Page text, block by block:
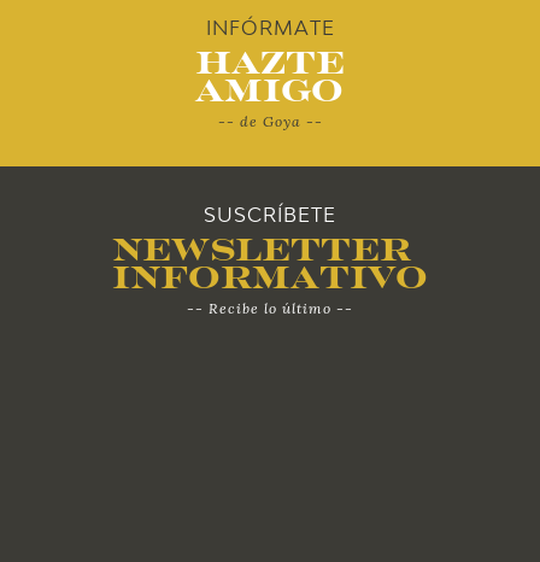
INFÓRMATE
Hazte
Amigo
-- de Goya --
SUSCRÍBETE
Newsletter
Informativo
-- Recibe lo último --